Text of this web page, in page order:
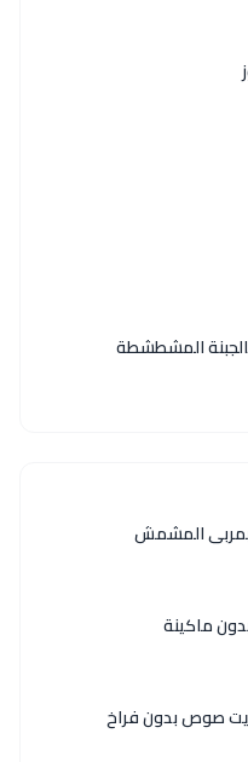
المشطشطة
بمربى المشمش
ماكينة
صوص بدون فراخ